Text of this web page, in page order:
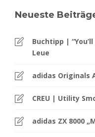
Neueste
Buchtipp |
Leue
adidas Originals
CREU | Utility
adidas ZX 8000